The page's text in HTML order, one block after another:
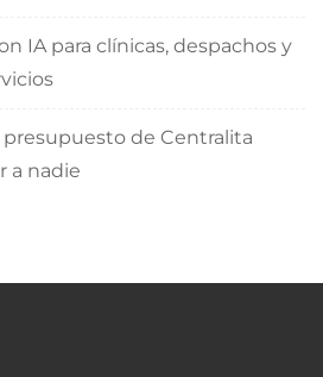
IA para clínicas, despachos y
de Centralita
a nadie